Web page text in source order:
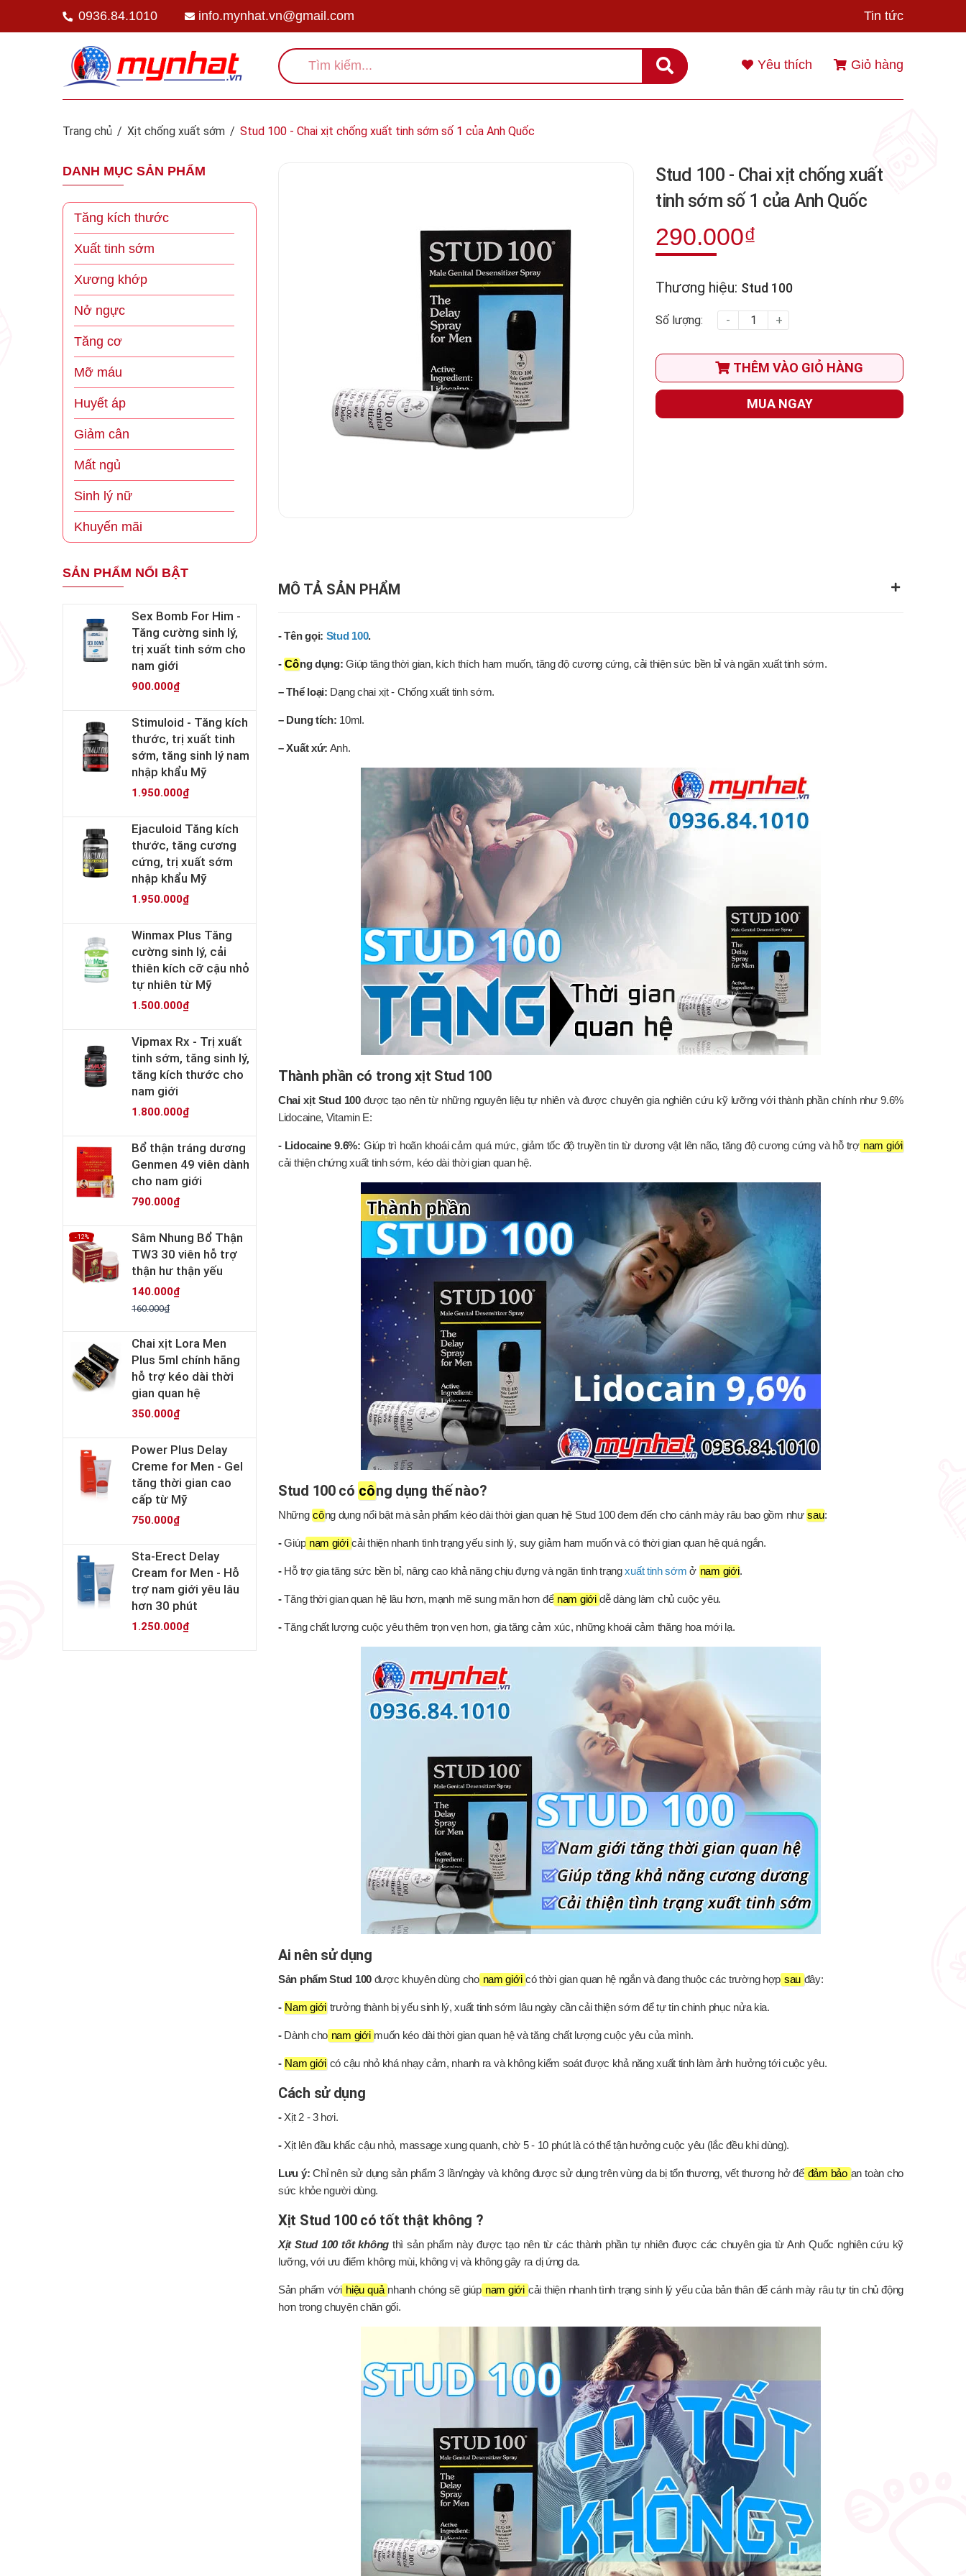
0936.84.1010 info.mynhat.vn@gmail.com Tin tức
Yêu thích Giỏ hàng
Trang chủ / Xịt chống xuất sớm / Stud 100 - Chai xịt chống xuất tinh sớm số 1 của Anh Quốc
Stud 100 - Chai xịt chống xuất
tinh sớm số 1 của Anh Quốc
290.000₫
Thương hiệu: Stud 100
Số lượng: - +
THÊM VÀO GIỎ HÀNG
MUA NGAY
MÔ TẢ SẢN PHẨM
- Tên gọi: Stud 100.
- Công dụng: Giúp tăng thời gian, kích thích ham muốn, tăng độ cương cứng, cải thiện sức bền bỉ và ngăn xuất tinh sớm.
– Thể loại: Dạng chai xịt - Chống xuất tinh sớm.
– Dung tích: 10ml.
– Xuất xứ: Anh.
Thành phần có trong xịt Stud 100
Chai xịt Stud 100được tạo nên từ những nguyên liệu tự nhiên và được chuyên gia nghiên cứu kỹ lưỡng với thành phần chính như 9.6%
Lidocaine, Vitamin E:
- Lidocaine 9.6%: Giúp trì hoãn khoái cảm quá mức, giảm tốc độ truyền tin từ dương vật lên não, tăng độ cương cứng và hỗ trợ nam giới
cải thiện chứng xuất tinh sớm, kéo dài thời gian quan hệ.
Stud 100 có công dụng thế nào?
Những công dụng nổi bật mà sản phẩm kéo dài thời gian quan hệ Stud 100 đem đến cho cánh mày râu bao gồm như sau:
-Giúp nam giới cải thiện nhanh tình trạng yếu sinh lý, suy giảm ham muốn và có thời gian quan hệ quá ngắn.
- Hỗ trợ gia tăng sức bền bỉ, nâng cao khả năng chịu đựng và ngăn tình trạngxuất tinh sớm ở nam giới.
-Tăng thời gian quan hệ lâu hơn, mạnh mẽ sung mãn hơn để nam giới dễ dàng làm chủ cuộc yêu.
-Tăng chất lượng cuộc yêu thêm trọn vẹn hơn, gia tăng cảm xúc, những khoái cảm thăng hoa mới lạ.
Ai nên sử dụng
Sản phẩm Stud 100 được khuyên dùng cho nam giới có thời gian quan hệ ngắn và đang thuộc các trường hợp sau đây:
- Nam giới trưởng thành bị yếu sinh lý, xuất tinh sớm lâu ngày cần cải thiện sớm để tự tin chinh phục nửa kia.
- Dành cho nam giới muốn kéo dài thời gian quan hệ và tăng chất lượng cuộc yêu của mình.
- Nam giới có cậu nhỏ khá nhạy cảm, nhanh ra và không kiểm soát được khả năng xuất tinh làm ảnh hưởng tới cuộc yêu.
Cách sử dụng
- Xịt 2 - 3 hơi.
- Xịt lên đầu khấc cậu nhỏ, massage xung quanh, chờ 5 - 10 phút là có thể tận hưởng cuộc yêu (lắc đều khi dùng).
Lưu ý: Chỉ nên sử dụng sản phẩm 3 lần/ngày và không được sử dụng trên vùng da bị tổn thương, vết thương hở để đảm bảo an toàn cho
sức khỏe người dùng.
Xịt Stud 100 có tốt thật không ?
Xịt Stud 100 tốt khôngthì sản phẩm này được tạo nên từ các thành phần tự nhiên được các chuyên gia từ Anh Quốc nghiên cứu kỹ
lưỡng, với ưu điểm không mùi, không vị và không gây ra dị ứng da.
Sản phẩm với hiệu quả nhanh chóng sẽ giúp nam giới cải thiện nhanh tình trạng sinh lý yếu của bản thân để cánh mày râu tự tin chủ động
hơn trong chuyện chăn gối.
DANH MỤC SẢN PHẨM
Tăng kích thước
Xuất tinh sớm
Xương khớp
Nở ngực
Tăng cơ
Mỡ máu
Huyết áp
Giảm cân
Mất ngủ
Sinh lý nữ
Khuyến mãi
SẢN PHẨM NỔI BẬT
Sex Bomb For Him -
Tăng cường sinh lý,
trị xuất tinh sớm cho
nam giới
900.000₫
Stimuloid - Tăng kích
thước, trị xuất tinh
sớm, tăng sinh lý nam
nhập khẩu Mỹ
1.950.000₫
Ejaculoid Tăng kích
thước, tăng cương
cứng, trị xuất sớm
nhập khẩu Mỹ
1.950.000₫
Winmax Plus Tăng
cường sinh lý, cải
thiên kích cỡ cậu nhỏ
tự nhiên từ Mỹ
1.500.000₫
Vipmax Rx - Trị xuất
tinh sớm, tăng sinh lý,
tăng kích thước cho
nam giới
1.800.000₫
Bổ thận tráng dương
Genmen 49 viên dành
cho nam giới
790.000₫
- 12%
Sâm Nhung Bổ Thận
TW3 30 viên hỗ trợ
thận hư thận yếu
140.000₫
160.000₫
Chai xịt Lora Men
Plus 5ml chính hãng
hỗ trợ kéo dài thời
gian quan hệ
350.000₫
Power Plus Delay
Creme for Men - Gel
tăng thời gian cao
cấp từ Mỹ
750.000₫
Sta-Erect Delay
Cream for Men - Hỗ
trợ nam giới yêu lâu
hơn 30 phút
1.250.000₫